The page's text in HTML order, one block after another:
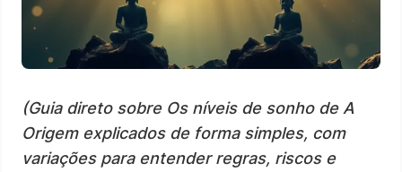
(Guia direto sobre Os níveis de sonho de A
Origem explicados de forma simples, com
variações para entender regras, riscos e